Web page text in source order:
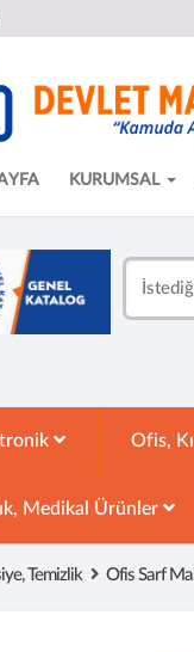
KURUMSAL
Ofis,
Medikal Ürünler
Temizlik Ofis Sarf